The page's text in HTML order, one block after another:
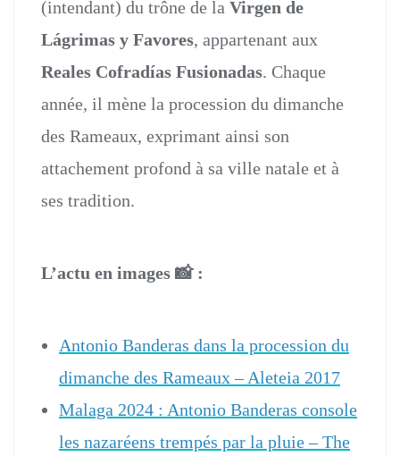
(intendant) du trône de la Virgen de
Lágrimas y Favores, appartenant aux
Reales Cofradías Fusionadas. Chaque
année, il mène la procession du dimanche
des Rameaux, exprimant ainsi son
attachement profond à sa ville natale et à
ses tradition.
L’actu en images 📸 :
Antonio Banderas dans la procession du
dimanche des Rameaux – Aleteia 2017
Malaga 2024 : Antonio Banderas console
les nazaréens trempés par la pluie – The